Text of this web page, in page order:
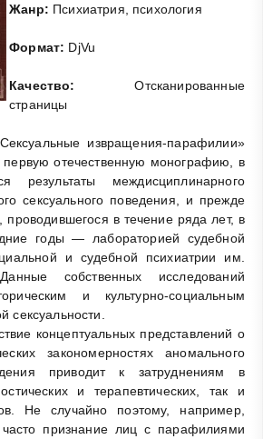
Жанр: Психиатрия, психология
Формат: DjVu
Качество: Отсканированные
страницы
извращения-парафилии»
первую отечественную монографию, в
результаты междисциплинарного
сексуального поведения, и прежде
в течение ряда лет, в
годы — лабораторией судебной
и судебной психиатрии им.
собственных исследований
и культурно-социальным
сексуальности.
концептуальных представлений о
закономерностях аномального
приводит к затруднениям в
и терапевтических, так и
Не случайно поэтому, например,
признание лиц с парафилиями